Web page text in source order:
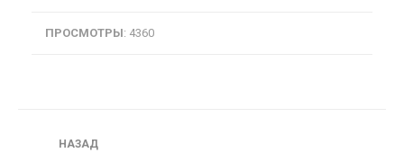
ПРОСМОТРЫ: 4360
Навигация
НАЗАД